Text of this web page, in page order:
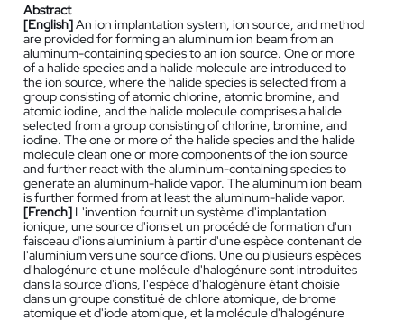
Abstract
[English]An ion implantation system, ion source, and method
are provided for forming an aluminum ion beam from an
aluminum-containing species to an ion source. One or more
of a halide species and a halide molecule are introduced to
the ion source, where the halide species is selected from a
group consisting of atomic chlorine, atomic bromine, and
atomic iodine, and the halide molecule comprises a halide
selected from a group consisting of chlorine, bromine, and
iodine. The one or more of the halide species and the halide
molecule clean one or more components of the ion source
and further react with the aluminum-containing species to
generate an aluminum-halide vapor. The aluminum ion beam
is further formed from at least the aluminum-halide vapor.
[French] L'invention fournit un système d'implantation
ionique, une source d'ions et un procédé de formation d'un
faisceau d'ions aluminium à partir d'une espèce contenant de
l'aluminium vers une source d'ions. Une ou plusieurs espèces
d'halogénure et une molécule d'halogénure sont introduites
dans la source d'ions, l'espèce d'halogénure étant choisie
dans un groupe constitué de chlore atomique, de brome
atomique et d'iode atomique, et la molécule d'halogénure